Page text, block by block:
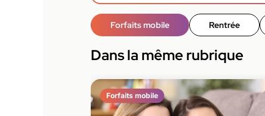
Forfaits mobile Rentrée
Dans la même rubrique
Forfaits mobile